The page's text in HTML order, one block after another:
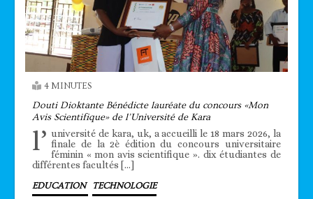
4 MINUTES
Douti Dioktante Bénédicte lauréate du concours «Mon
Avis Scientifique» de l’Université de Kara
l’ université de kara, uk, a accueilli le 18 mars 2026, la
finale de la 2è édition du concours universitaire
féminin « mon avis scientifique ». dix étudiantes de
différentes facultés […]
EDUCATION TECHNOLOGIE